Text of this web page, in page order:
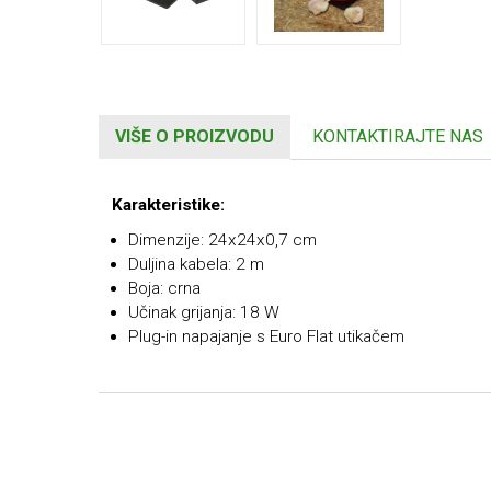
VIŠE O PROIZVODU KONTAKTIRAJTE NAS
Karakteristike:
Dimenzije: 24x24x0,7 cm
Duljina kabela: 2 m
Boja: crna
Učinak grijanja: 18 W
Plug-in napajanje s Euro Flat utikačem